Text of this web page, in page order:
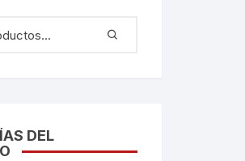
DEL